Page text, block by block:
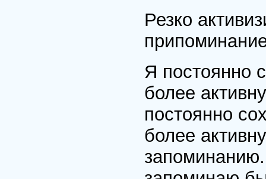
Резко
Я постоянно
более
постоянно
более